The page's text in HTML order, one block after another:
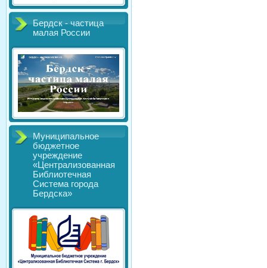
Бердск - частица
малая России
Муниципальное
бюджетное
учреждение
«Централизованная
Библиотечная
Система города
Бердска»